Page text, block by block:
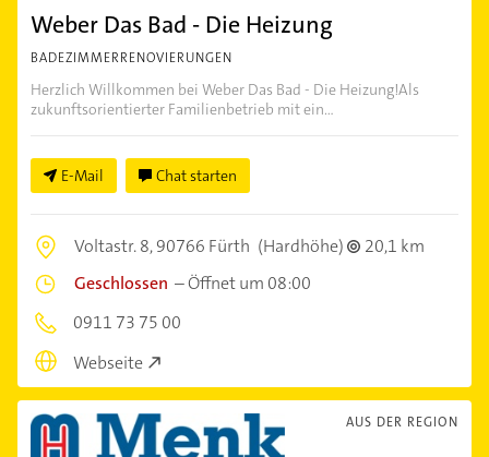
Weber Das Bad - Die Heizung
BADEZIMMERRENOVIERUNGEN
Herzlich Willkommen bei Weber Das Bad - Die Heizung!Als
zukunftsorientierter Familienbetrieb mit ein...
E-Mail Chat starten
Voltastr. 8,90766 Fürth (Hardhöhe)
20,1 km
Geschlossen –Öffnet um 08:00
0911 73 75 00
Webseite
AUS DER REGION